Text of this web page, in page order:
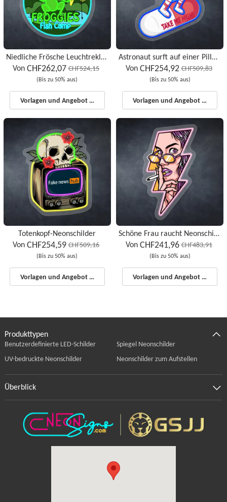
Niedliche Frösche Leuchtreklamen
Von CHF262,07 CHF524,15
(Bis zu 50% aus)
Vorlagen und Angebot starten
Astronaut surft auf einer Pille Leuchtreklamen
Von CHF254,92 CHF509,83
(Bis zu 50% aus)
Vorlagen und Angebot starten
Totenkopf-Neonschilder
Von CHF254,59 CHF509,16
(Bis zu 50% aus)
Vorlagen und Angebot starten
Schöne Frau raucht Neonschilder
Von CHF241,96 CHF483,91
(Bis zu 50% aus)
Vorlagen und Angebot starten
Produkttypen
Benutzerdefinierte LED-Schilder
Spiegel Neonschilder
UV-bedruckte Neonschilder
Neonschilder zum Aufstellen
Überblick